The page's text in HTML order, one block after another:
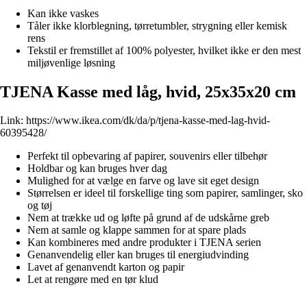
Kan ikke vaskes
Tåler ikke klorblegning, tørretumbler, strygning eller kemisk
rens
Tekstil er fremstillet af 100% polyester, hvilket ikke er den mest
miljøvenlige løsning
TJENA Kasse med låg, hvid, 25x35x20 cm
Link: https://www.ikea.com/dk/da/p/tjena-kasse-med-lag-hvid-
60395428/
Perfekt til opbevaring af papirer, souvenirs eller tilbehør
Holdbar og kan bruges hver dag
Mulighed for at vælge en farve og lave sit eget design
Størrelsen er ideel til forskellige ting som papirer, samlinger, sko
og tøj
Nem at trække ud og løfte på grund af de udskårne greb
Nem at samle og klappe sammen for at spare plads
Kan kombineres med andre produkter i TJENA serien
Genanvendelig eller kan bruges til energiudvinding
Lavet af genanvendt karton og papir
Let at rengøre med en tør klud